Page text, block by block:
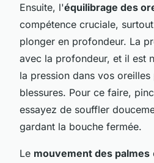
Ensuite, l'équilibrage des
compétence cruciale,
plonger en profondeur. La
avec la profondeur, et il est
la pression dans vos
blessures. Pour ce faire,
essayez de souffler
gardant la bouche fermée.
Le mouvement des palmes